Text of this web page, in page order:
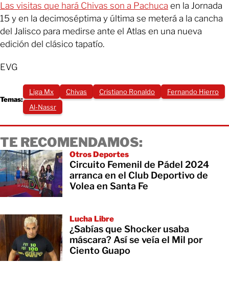
Las visitas que hará Chivas son a Pachuca en la Jornada
15 y en la decimoséptima y última se meterá a la cancha
del Jalisco para medirse ante el Atlas en una nueva
edición del clásico tapatío.
EVG
Temas:
Liga Mx Chivas Cristiano Ronaldo
Fernando Hierro
Al-Nassr
TE RECOMENDAMOS:
Otros Deportes
Circuito Femenil de Pádel 2024
arranca en el Club Deportivo de
Volea en Santa Fe
Lucha Libre
¿Sabías que Shocker usaba
máscara? Así se veía el Mil por
Ciento Guapo